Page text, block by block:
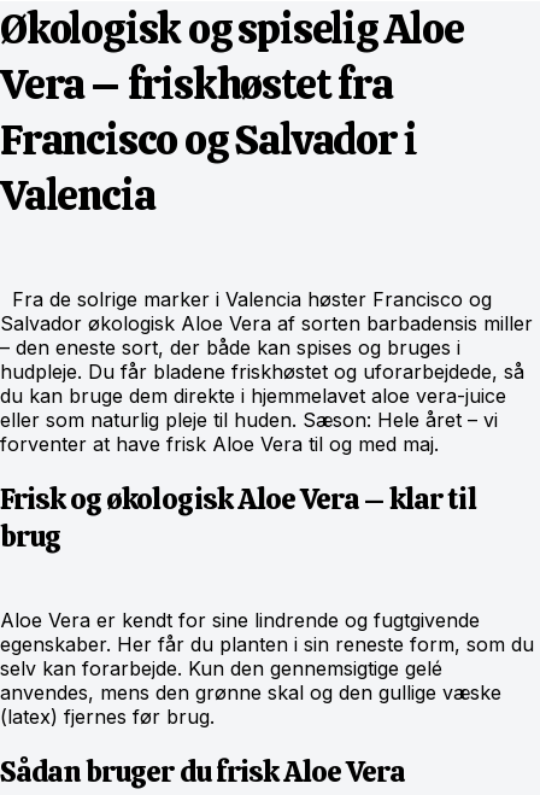
Økologisk og spiselig Aloe
Vera – friskhøstet fra
Francisco og Salvador i
Valencia
Fra de solrige marker i Valencia høster Francisco og
Salvador økologisk Aloe Vera af sorten barbadensis miller
– den eneste sort, der både kan spises og bruges i
hudpleje. Du får bladene friskhøstet og uforarbejdede, så
du kan bruge dem direkte i hjemmelavet aloe vera-juice
eller som naturlig pleje til huden. Sæson: Hele året – vi
forventer at have frisk Aloe Vera til og med maj.
Frisk og økologisk Aloe Vera – klar til
brug
Aloe Vera er kendt for sine lindrende og fugtgivende
egenskaber. Her får du planten i sin reneste form, som du
selv kan forarbejde. Kun den gennemsigtige gelé
anvendes, mens den grønne skal og den gullige væske
(latex) fjernes før brug.
Sådan bruger du frisk Aloe Vera